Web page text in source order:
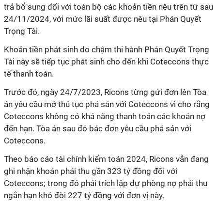
trả bổ sung đối với toàn bộ các khoản tiền nêu trên từ sau
24/11/2024, với mức lãi suất được nêu tại Phán Quyết
Trọng Tài.
Khoản tiền phát sinh do chậm thi hành Phán Quyết Trọng
Tài này sẽ tiếp tục phát sinh cho đến khi Coteccons thực
tế thanh toán.
Trước đó, ngày 24/7/2023, Ricons từng gửi đơn lên Tòa
án yêu cầu mở thủ tục phá sản với Coteccons vì cho rằng
Coteccons không có khả năng thanh toán các khoản nợ
đến hạn. Tòa án sau đó bác đơn yêu cầu phá sản với
Coteccons.
Theo báo cáo tài chính kiểm toán 2024, Ricons vẫn đang
ghi nhận khoản phải thu gần 323 tỷ đồng đối với
Coteccons; trong đó phải trích lập dự phòng nợ phải thu
ngắn hạn khó đòi 227 tỷ đồng với đơn vị này.